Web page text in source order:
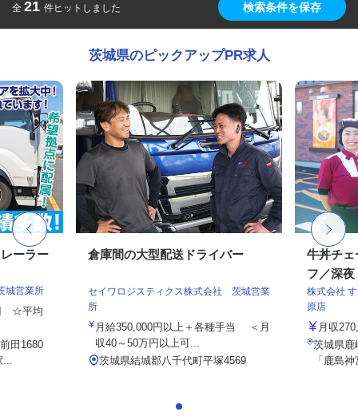
全 21 件ヒットしました 検索条件を保存
茨城県のピックアップPR求人
ーラー
城営業所
☆平均
田1680
倉庫間の大型配送ドライバー
セイワロジスティクス株式会社 茨城営業
所
月給350,000円以上＋各種手当 ＜月
収40～50万円以上可...
茨城県結城郡八千代町平塚4569
牛丼チェ
フ／深夜
株式会社
原店
月収
茨城県鹿
「鹿島